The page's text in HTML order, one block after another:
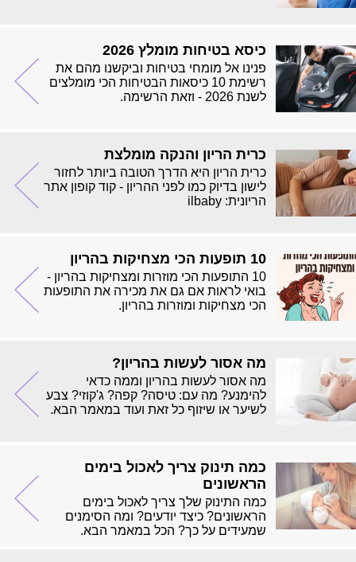
כיסא בטיחות מומלץ 2026
פנינו אל מומחי בטיחות וביקשנו מהם את
רשימת 10 כיסאות הבטיחות הכי מומלצים
לשנת 2026 - וזאת הרשימה.
כרית הריון והנקה מומלצת
כרית הריון היא הדרך הטובה ביותר לחזור
לישון בדיוק כמו לפני ההריון - קוד קופון אתר
הריונית: ilbaby
10 תופעות הכי מצחיקות בהריון
10 התופעות הכי מוזרות ומצחיקות בהריון -
בואי לראות אם גם את מכירה את התופעות
הכי מצחיקות ומוזרות בהריון.
מה אסור לעשות בהריון?
מה אסור לעשות בהריון וממה כדאי
להימנע? מה עם: טיסה? קפה? ג'קוזי? צבע
לשיער או שיזוף כל זאת ועוד במאמר הבא.
כמה תינוק צריך לאכול בימים
הראשונים
כמה התינוק שלך צריך לאכול בימים
הראשונים? כיצד יודעים? ומה הסימנים
שמעידים על כך? הכל במאמר הבא.